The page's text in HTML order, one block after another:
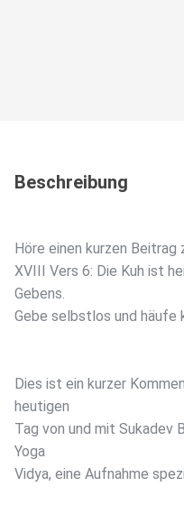
Beschreibung
Höre einen kurzen Beitrag
XVIII Vers 6: Die Kuh ist
Gebens.
Gebe selbstlos und häufe
Dies ist ein kurzer
heutigen
Tag von und mit Sukadev
Yoga
Vidya, eine Aufnahme